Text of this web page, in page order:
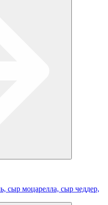
сыр моцарелла, сыр чеддер,